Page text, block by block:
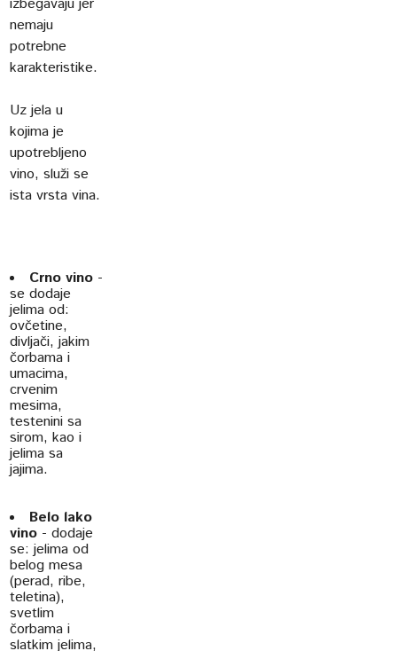
nemaju
potrebne
karakteristike.
Uz jela u
kojima je
upotrebljeno
vino, služi se
ista vrsta vina.
Crno vino -
se dodaje
jelima od:
ovčetine,
divljači, jakim
čorbama i
umacima,
crvenim
mesima,
testenini sa
sirom, kao i
jelima sa
jajima.
Belo lako
vino - dodaje
se: jelima od
belog mesa
(perad, ribe,
teletina),
svetlim
čorbama i
slatkim jelima,